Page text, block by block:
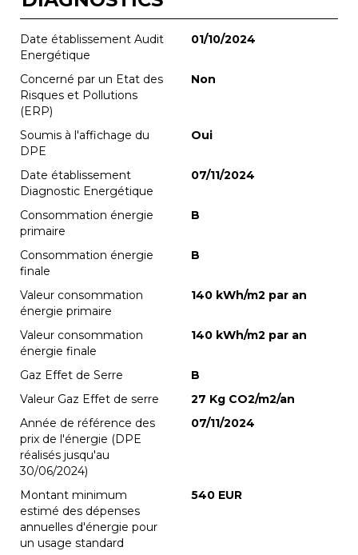
Date établissement Audit
Energétique
01/10/2024
Concerné par un Etat des
Risques et Pollutions
(ERP)
Non
Soumis à l'affichage du
DPE
Oui
Date établissement
Diagnostic Energétique
07/11/2024
Consommation énergie
primaire
B
Consommation énergie
finale
B
Valeur consommation
énergie primaire
140 kWh/m2 par an
Valeur consommation
énergie finale
140 kWh/m2 par an
Gaz Effet de Serre
B
Valeur Gaz Effet de serre
27 Kg CO2/m2/an
Année de référence des
prix de l'énergie (DPE
réalisés jusqu'au
30/06/2024)
07/11/2024
Montant minimum
estimé des dépenses
annuelles d'énergie pour
un usage standard
540 EUR